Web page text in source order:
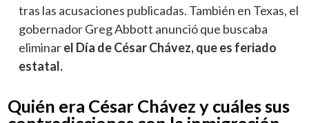
tras las acusaciones publicadas. También en Texas, el
gobernador Greg Abbott anunció que buscaba
eliminarel Día de César Chávez, que es feriado
estatal.
Quién era César Chávez y cuáles sus